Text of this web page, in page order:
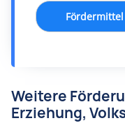
Weitere
Erziehung,